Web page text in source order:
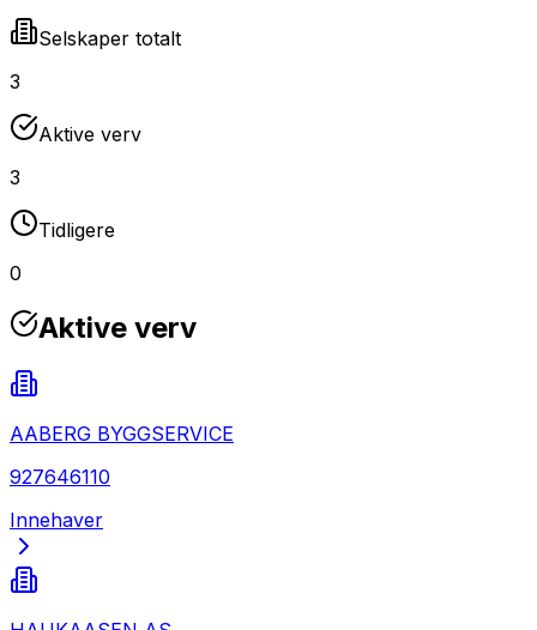
Selskaper totalt
3
Aktive verv
3
Tidligere
0
Aktive verv
AABERG BYGGSERVICE
927646110
Innehaver